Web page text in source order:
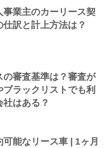
事業主のカーリース契
仕訳と計上方法は？
の審査基準は？審査が
ブラックリストでも利
社はある？
能なリース車 | 1ヶ月